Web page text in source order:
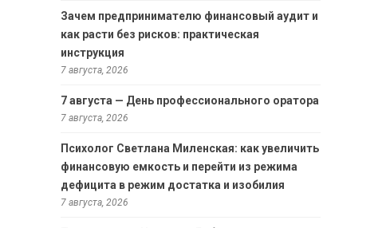
Зачем предпринимателю финансовый аудит и
как расти без рисков: практическая
инструкция
7 августа, 2026
7 августа — День профессионального оратора
7 августа, 2026
Психолог Светлана Миленская: как увеличить
финансовую емкость и перейти из режима
дефицита в режим достатка и изобилия
7 августа, 2026